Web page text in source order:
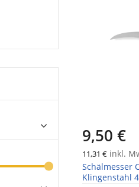
9,50 €
11,31 € inkl.
Schälmesser
Klingenstahl